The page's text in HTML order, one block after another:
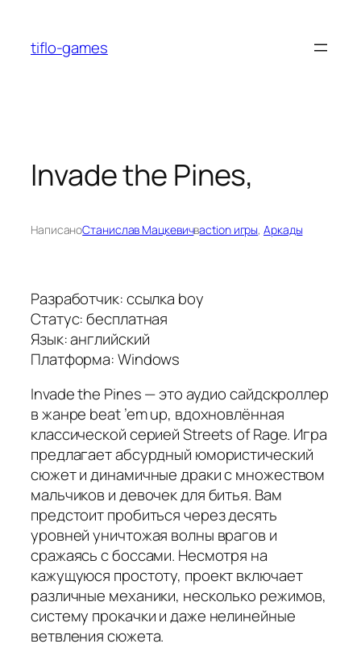
содержимому
tiflo-games
Invade the Pines,
НаписаноСтанислав Мацкевичвaction игры, Аркады
Разработчик: ссылка boy
Статус: бесплатная
Язык: английский
Платформа: Windows
Invade the Pines — это аудио сайдскроллер
в жанре beat ’em up, вдохновлённая
классической серией Streets of Rage. Игра
предлагает абсурдный юмористический
сюжет и динамичные драки с множеством
мальчиков и девочек для битья. Вам
предстоит пробиться через десять
уровней уничтожая волны врагов и
сражаясь с боссами. Несмотря на
кажущуюся простоту, проект включает
различные механики, несколько режимов,
систему прокачки и даже нелинейные
ветвления сюжета.